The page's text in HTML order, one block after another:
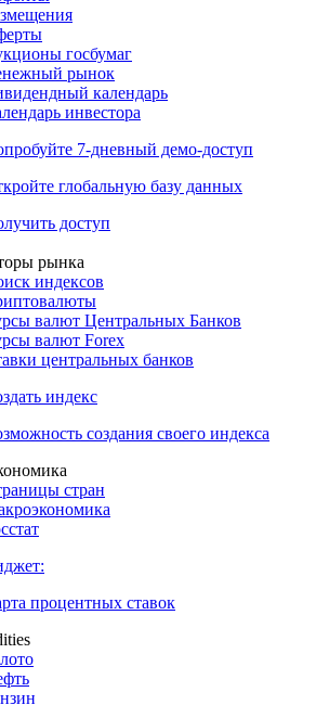
доступ
событий
рынок
инвестора
7-дневный
глобальную базу данных
доступ
рынка
индексов
валют Центральных Банков
центральных банков
индекс
создания своего индекса
стран
процентных ставок